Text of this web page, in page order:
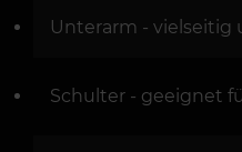
Unterarm - vielseitig
Schulter - geeignet